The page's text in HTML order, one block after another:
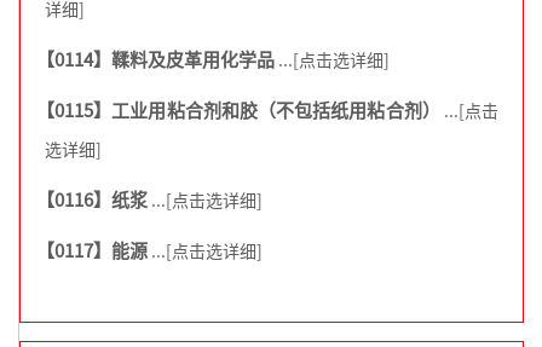
详细]
【0114】鞣料及皮革用化学品 ...[点击选详细]
【0115】工业用粘合剂和胶（不包括纸用粘合剂） ...[点击
选详细]
【0116】纸浆 ...[点击选详细]
【0117】能源 ...[点击选详细]